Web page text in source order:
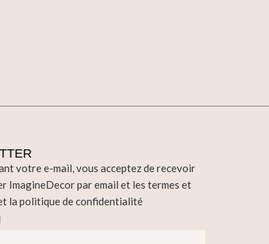
votre e-mail, vous acceptez de recevoir
ImagineDecor par email et les termes et
la politique de confidentialité